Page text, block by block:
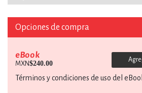
Opciones de compra
eBook
MXN$240.00
Términos y condiciones de uso del